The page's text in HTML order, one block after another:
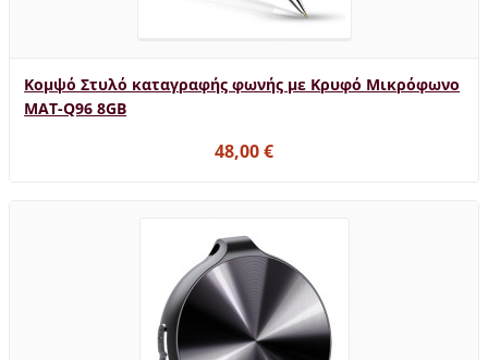
Κομψό Στυλό καταγραφής φωνής με Κρυφό Μικρόφωνο
MAT-Q96 8GB
48,00 €